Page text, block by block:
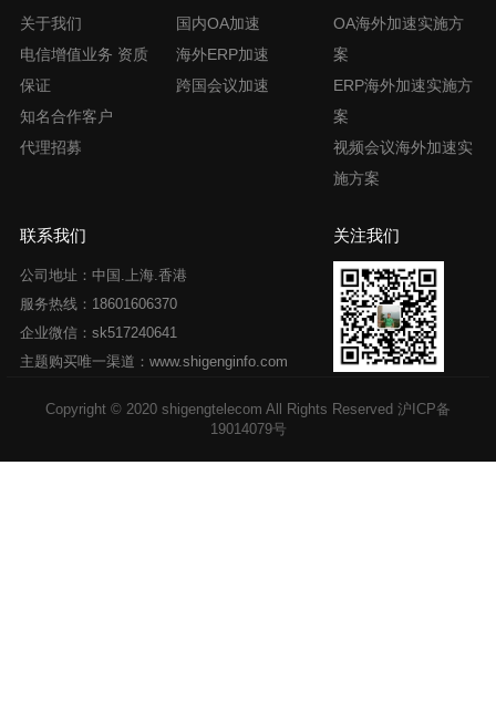
关于我们
电信增值业务 资质
保证
知名合作客户
代理招募
国内OA加速
海外ERP加速
跨国会议加速
OA海外加速实施方
案
ERP海外加速实施方
案
视频会议海外加速实
施方案
联系我们
公司地址：中国.上海.香港
服务热线：18601606370
企业微信：sk517240641
主题购买唯一渠道：www.shigenginfo.com
关注我们
Copyright © 2020 shigengtelecom All Rights Reserved 沪ICP备
19014079号